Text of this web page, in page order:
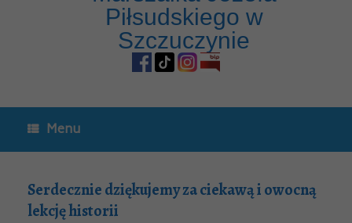
Piłsudskiego w
Szczuczynie
Menu
Serdecznie dziękujemy za ciekawą i owocną
lekcję historii